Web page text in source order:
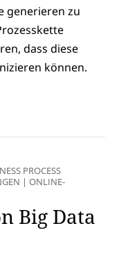
generieren zu
dass diese
können.
PROCESS
| ONLINE-
Big Data